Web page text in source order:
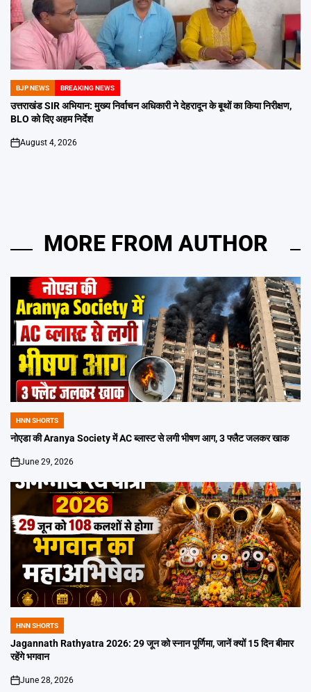
POSTED
IN
BJP NEWS BREAKING NEWS
उत्तराखंड SIR अभियान: मुख्य निर्वाचन अधिकारी ने देहरादून के बूथों का किया निरीक्षण,
BLO को दिए अहम निर्देश
on
August 4, 2026
MORE FROM AUTHOR
POSTED
IN
HNN SHORTS
नोएडा की Aranya Society में AC ब्लास्ट से लगी भीषण आग, 3 फ्लैट जलकर खाक
on
June 29, 2026
POSTED
IN
HNN SHORTS
Jagannath Rathyatra 2026: 29 जून को स्नान पूर्णिमा, जानें क्यों 15 दिन बीमार
रहेंगे भगवान
on
June 28, 2026